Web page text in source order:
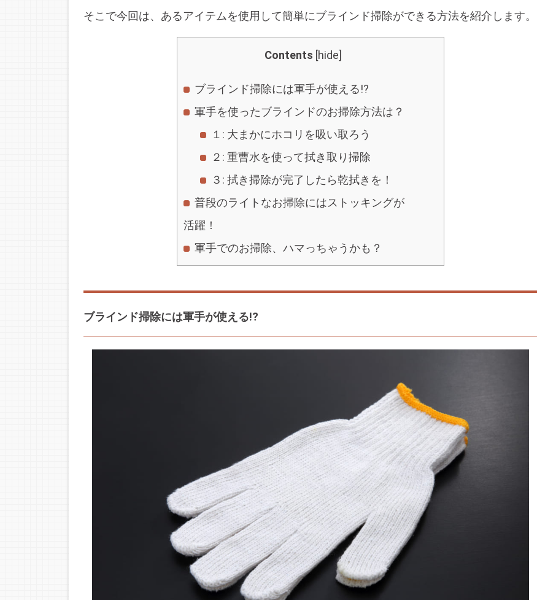
そこで今回は、あるアイテムを使用して簡単にブラインド掃除ができる方法を紹介します。
Contents [hide]
ブラインド掃除には軍手が使える!?
軍手を使ったブラインドのお掃除方法は？
１: 大まかにホコリを吸い取ろう
２: 重曹水を使って拭き取り掃除
３: 拭き掃除が完了したら乾拭きを！
普段のライトなお掃除にはストッキングが
活躍！
軍手でのお掃除、ハマっちゃうかも？
ブラインド掃除には軍手が使える!?